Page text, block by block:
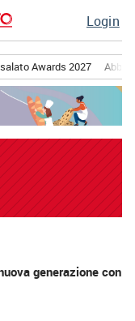
Login
Awards 2027
generazione con